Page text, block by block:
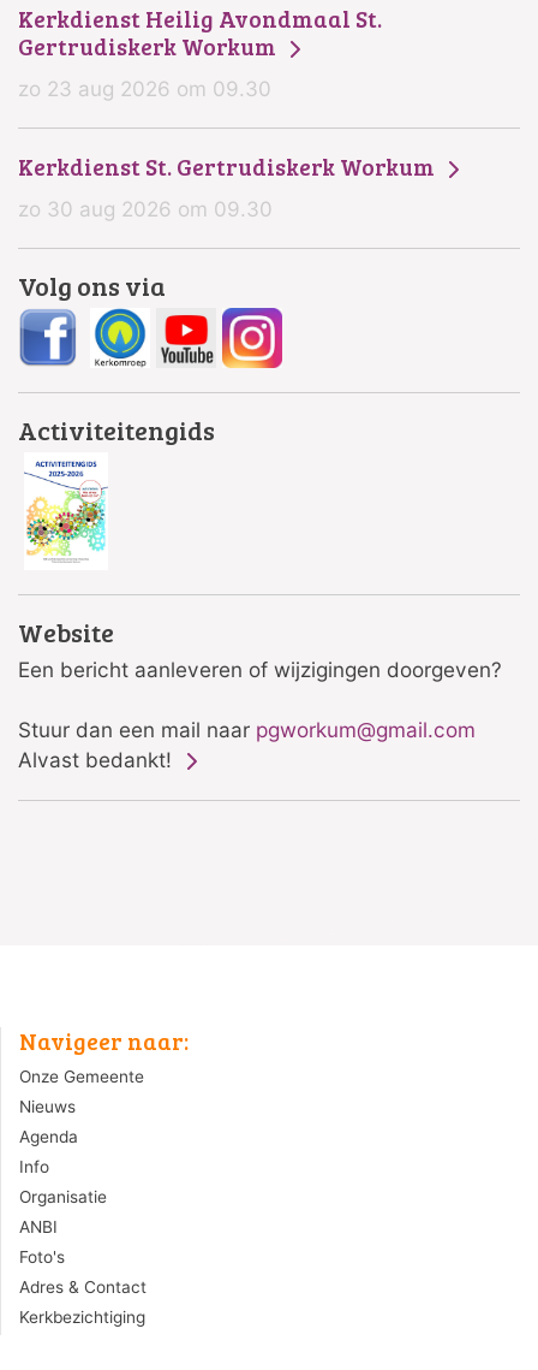
Kerkdienst Heilig Avondmaal St.
Gertrudiskerk Workum
zo 23 aug 2026 om 09.30
Kerkdienst St. Gertrudiskerk Workum
zo 30 aug 2026 om 09.30
Volg ons via
Activiteitengids
Website
Een bericht aanleveren of wijzigingen doorgeven?
Stuur dan een mail naar pgworkum@gmail.com
Alvast bedankt!
Navigeer naar:
Onze Gemeente
Nieuws
Agenda
Info
Organisatie
ANBI
Foto's
Adres & Contact
Kerkbezichtiging